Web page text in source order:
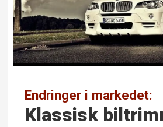
Endringer i markedet:
Klassisk